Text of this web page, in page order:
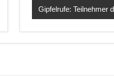
Gipfelrufe: Teilnehmer